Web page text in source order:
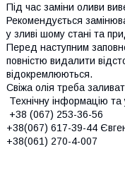
Під час заміни оливи
Рекомендується
у зливі шому стані та
Перед наступним
повністю видалити
відокремлюються.
Свіжа олія треба
Технічну інформацію
+38 (067) 253-36-56
+38(067) 617-39-44
+38(061) 270-4-007